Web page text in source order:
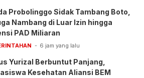
Probolinggo Sidak Tambang Boto,
Nambang di Luar Izin hingga
PAD Miliaran
6 jam yang lalu
Yurizal Berbuntut Panjang,
Kesehatan Aliansi BEM